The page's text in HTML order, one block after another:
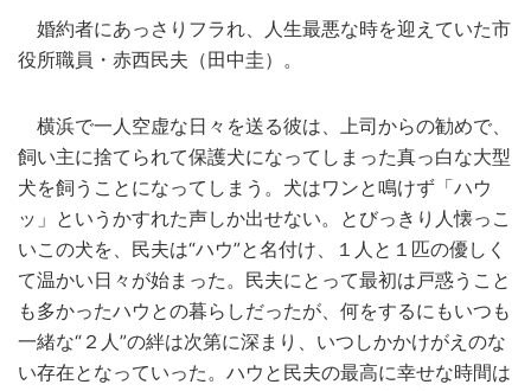
婚約者にあっさりフラれ、人生最悪な時を迎えていた市
役所職員・赤西民夫（田中圭）。
横浜で一人空虚な日々を送る彼は、上司からの勧めで、
飼い主に捨てられて保護犬になってしまった真っ白な大型
犬を飼うことになってしまう。犬はワンと鳴けず「ハウ
ッ」というかすれた声しか出せない。とびっきり人懐っこ
いこの犬を、民夫は“ハウ”と名付け、１人と１匹の優しく
て温かい日々が始まった。民夫にとって最初は戸惑うこと
も多かったハウとの暮らしだったが、何をするにもいつも
一緒な“２人”の絆は次第に深まり、いつしかかけがえのな
い存在となっていった。ハウと民夫の最高に幸せな時間は